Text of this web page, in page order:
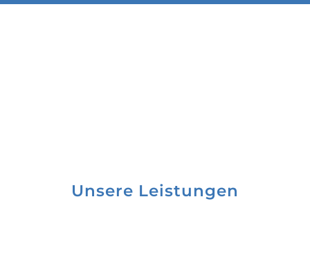
Unsere Leistungen